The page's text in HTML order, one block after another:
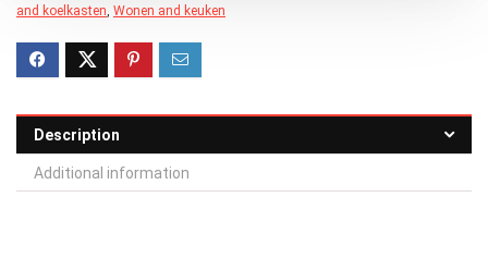
and koelkasten Wonen and keuken
Description
Additional information